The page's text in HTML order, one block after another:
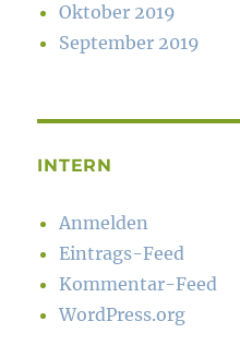
Oktober 2019
September 2019
INTERN
Anmelden
Eintrags-Feed
Kommentar-Feed
WordPress.org